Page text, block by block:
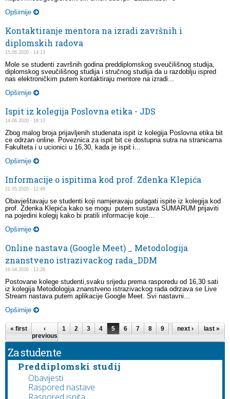
Opširnije
Kontaktiranje mentora na izradi završnih i
diplomskih radova
15.06.2020 - 14:13
Mole se studenti završnih godina preddiplomskog sveučilišnog studija,
diplomskog sveučilišnog studija i stručnog studija da u razdoblju ispred
nas elektroničkim putem kontaktiraju mentore na izradi...
Opširnije
Ispit iz kolegija Poslovna etika - JDS
14.06.2020 - 18:13
Zbog malog broja prijavljenih studenata ispit iz kolegija Poslovna etika bit
ce odrzan online. Poveznica za ispit bit ce dostupna sutra na stranicama
Fakulteta i u ucionici u 16,30, kada je ispit i...
Opširnije
Informacije o ispitima kod prof. Zdenka Klepića
21.05.2020 - 12:49
Obavještavaju se studenti koji namjeravaju polagati ispite iz kolegija kod
prof. Zdenka Klepića kako se mogu putem sustava SUMARUM prijaviti
na pojedini kolegij kako bi pratili informacije koje...
Opširnije
Online nastava (Google Meet) _ Metodologija
znanstveno istrazivackog rada_DDM
16.04.2020 - 12:28
Postovane kolege studenti,svaku srijedu prema rasporedu od 16,30 sati
iz kolegija Metodologija znanstveno istrazivackog rada odrzava se Live
Stream nastava putem aplikacije Google Meet. Svi nastavni...
Opširnije
Pages
« first
‹
previous
1 2 3 4 5 6 7 8 9 …next › last »
Za studente
Preddiplomski studij
Obavijesti
Raspored nastave